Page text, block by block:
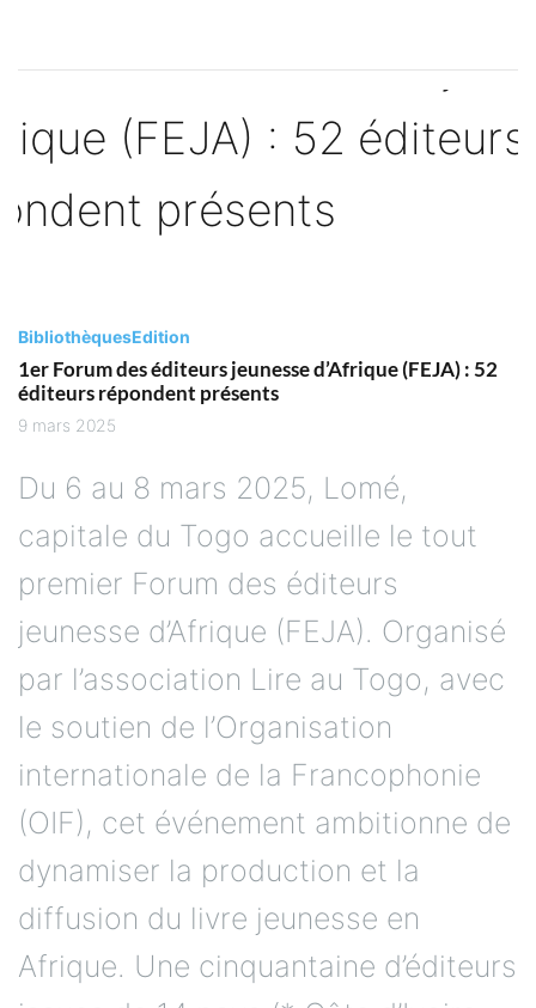
BibliothèquesEdition
1er Forum des éditeurs jeunesse d’Afrique (FEJA) : 52
éditeurs répondent présents
9 mars 2025
Du 6 au 8 mars 2025, Lomé,
capitale du Togo accueille le tout
premier Forum des éditeurs
jeunesse d’Afrique (FEJA). Organisé
par l’association Lire au Togo, avec
le soutien de l’Organisation
internationale de la Francophonie
(OIF), cet événement ambitionne de
dynamiser la production et la
diffusion du livre jeunesse en
Afrique. Une cinquantaine d’éditeurs